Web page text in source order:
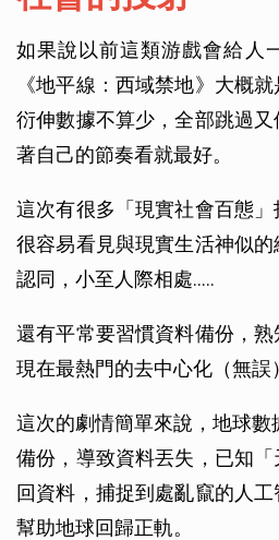
如果說以前這類游戲會給人
《地平線：西域禁地》大概
衍伸數據不算少，全部跳過
著自己的節奏看就最好。
這次有很多「現實社會百態
很容易看見與現實生活神似
認同，小至人際相處..…
還有平常要習慣資料備份，
現在最熱門的去中心化（無誤
這次的劇情簡單來說，地球
備份，導致資料丟失，已知
回資料，捕捉到處亂竄的人工
幫助地球回歸正軌。